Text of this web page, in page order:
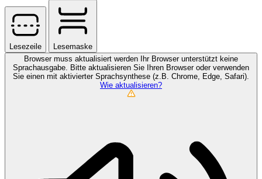
Lesezeile
Lesemaske
Browser muss aktualisiert werden
Ihr Browser unterstützt keine
Sprachausgabe. Bitte aktualisieren Sie Ihren Browser oder verwenden
Sie einen mit aktivierter Sprachsynthese (z.B. Chrome, Edge, Safari).
Wie aktualisieren?